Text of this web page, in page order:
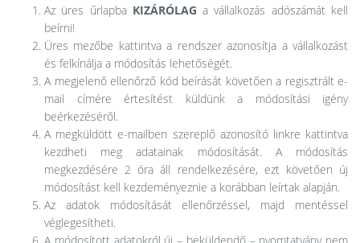
Az üres űrlapba KIZÁRÓLAG a vállalkozás adószámát kell
beírni!
Üres mezőbe kattintva a rendszer azonosítja a vállalkozást
és felkínálja a módosítás lehetőségét.
A megjelenő ellenőrző kód beírását követően a regisztrált e-
mail címére értesítést küldünk a módosítási igény
beérkezéséről.
A megküldött e-mailben szereplő azonosító linkre kattintva
kezdheti meg adatainak módosítását. A módosítás
megkezdésére 2 óra áll rendelkezésére, ezt követően új
módosítást kell kezdeményeznie a korábban leírtak alapján.
Az adatok módosítását ellenőrzéssel, majd mentéssel
véglegesítheti.